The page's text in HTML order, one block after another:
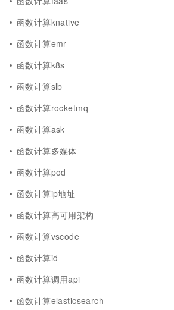
函数计算knative
函数计算emr
函数计算k8s
函数计算slb
函数计算rocketmq
函数计算ask
函数计算多媒体
函数计算pod
函数计算ip地址
函数计算高可用架构
函数计算vscode
函数计算id
函数计算调用api
函数计算elasticsearch